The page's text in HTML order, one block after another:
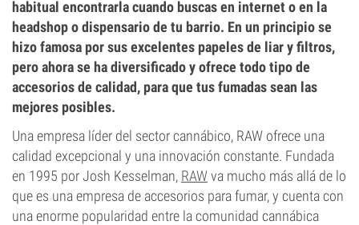
habitual encontrarla cuando buscas en internet o en la
headshop o dispensario de tu barrio. En un principio se
hizo famosa por sus excelentes papeles de liar y filtros,
pero ahora se ha diversificado y ofrece todo tipo de
accesorios de calidad, para que tus fumadas sean las
mejores posibles.
Una empresa líder del sector cannábico, RAW ofrece una
calidad excepcional y una innovación constante. Fundada
en 1995 por Josh Kesselman, RAWva mucho más allá de lo
que es una empresa de accesorios para fumar, y cuenta con
una enorme popularidad entre la comunidad cannábica